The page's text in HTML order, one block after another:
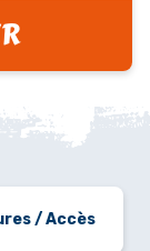
/ Accès